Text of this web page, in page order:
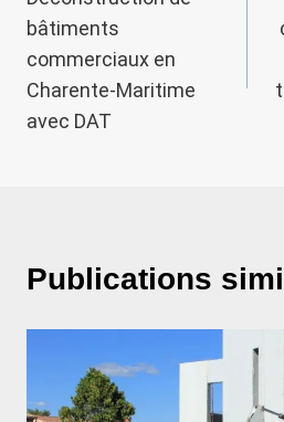
de
l’article
bâtiments
commerciaux en
Charente-Maritime
avec DAT
Publications